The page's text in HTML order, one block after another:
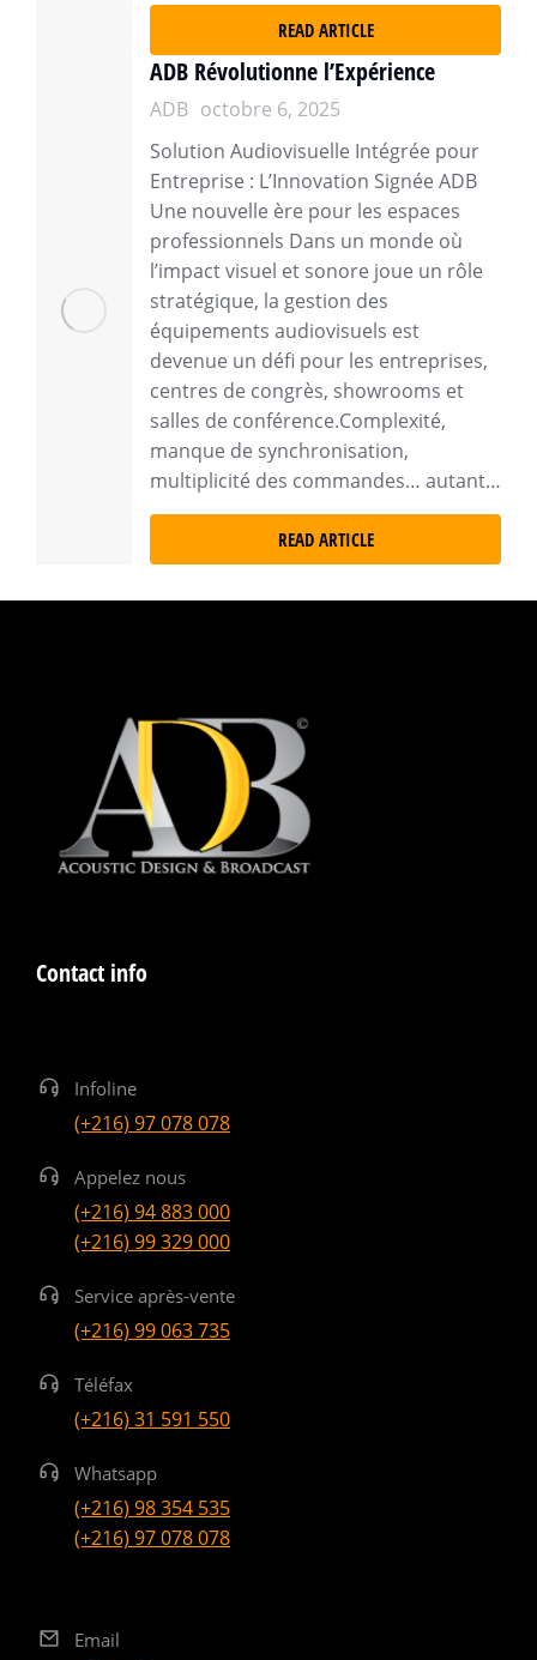
READ ARTICLE
ADB Révolutionne l’Expérience
ADB octobre 6, 2025
Solution Audiovisuelle Intégrée pour
Entreprise : L’Innovation Signée ADB
Une nouvelle ère pour les espaces
professionnels Dans un monde où
l’impact visuel et sonore joue un rôle
stratégique, la gestion des
équipements audiovisuels est
devenue un défi pour les entreprises,
centres de congrès, showrooms et
salles de conférence.Complexité,
manque de synchronisation,
multiplicité des commandes… autant…
READ ARTICLE
Contact info
Infoline
(+216) 97 078 078
Appelez nous
(+216) 94 883 000
(+216) 99 329 000
Service après-vente
(+216) 99 063 735
Téléfax
(+216) 31 591 550
Whatsapp
(+216) 98 354 535
(+216) 97 078 078
Email